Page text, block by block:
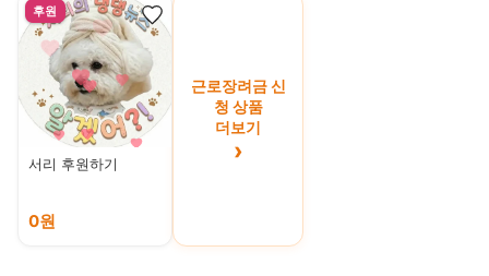
후원
서리 후원하기
0원
근로장려금 신
청 상품
더보기
›